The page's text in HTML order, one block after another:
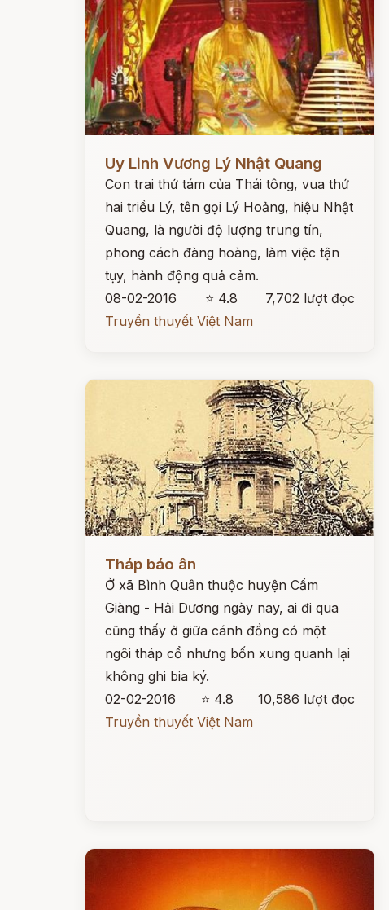
Uy Linh Vương Lý Nhật Quang
Con trai thứ tám của Thái tông, vua thứ
hai triều Lý, tên gọi Lý Hoảng, hiệu Nhật
Quang, là người độ lượng trung tín,
phong cách đàng hoàng, làm việc tận
tụy, hành động quả cảm.
08-02-2016
⭐ 4.8
7,702 lượt đọc
Truyền thuyết Việt Nam
Tháp báo ân
Ở xã Bình Quân thuộc huyện Cẩm
Giàng - Hải Dương ngày nay, ai đi qua
cũng thấy ở giữa cánh đồng có một
ngôi tháp cổ nhưng bốn xung quanh lại
không ghi bia ký.
02-02-2016
⭐ 4.8
10,586 lượt đọc
Truyền thuyết Việt Nam